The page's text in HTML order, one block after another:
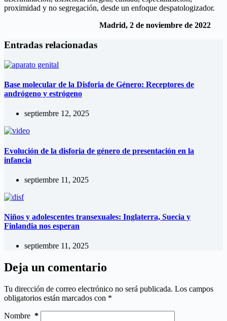
proximidad y no segregación, desde un enfoque despatologizador.
Madrid, 2 de noviembre de 2022
Entradas relacionadas
Base molecular de la Disforia de Género: Receptores de
andrógeno y estrógeno
septiembre 12, 2025
Evolución de la disforia de género de presentación en la
infancia
septiembre 11, 2025
Niños y adolescentes transexuales: Inglaterra, Suecia y
Finlandia nos esperan
septiembre 11, 2025
Deja un comentario
Tu dirección de correo electrónico no será publicada. Los campos
obligatorios están marcados con *
Nombre *